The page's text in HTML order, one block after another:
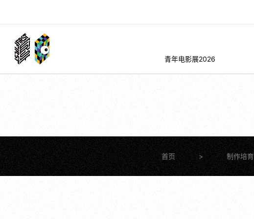
青年电影展2026
首页 > 制作培育